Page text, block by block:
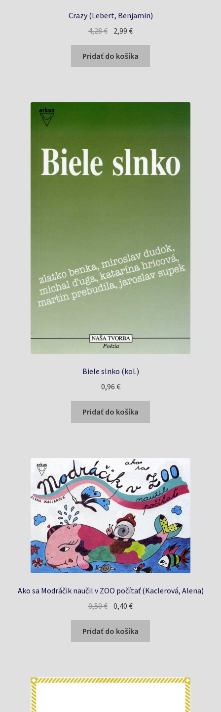
Crazy (Lebert, Benjamin)
4,28€ Pôvodná
cena
bola:
4,28 €.
2,99€Aktuálna
cena
je:
2,99 €.
Pridať do košíka
Biele slnko (kol.)
0,96 €
Pridať do košíka
Ako sa Modráčik naučil v ZOO počítať (Kaclerová, Alena)
0,50€ Pôvodná
bola:
0,50 €.
0,40€Aktuálna
je:
0,40 €.
Pridať do košíka